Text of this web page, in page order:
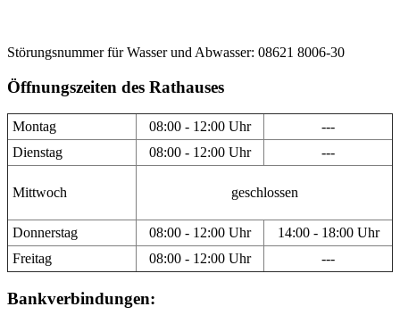
Störungsnummer für Wasser und Abwasser: 08621 8006-30
Öffnungszeiten des Rathauses
Montag 08:00 - 12:00 Uhr
---
Dienstag
08:00 - 12:00 Uhr ---
Mittwoch geschlossen
Donnerstag 08:00 - 12:00 Uhr
14:00 - 18:00 Uhr
Freitag
08:00 - 12:00 Uhr ---
Bankverbindungen: